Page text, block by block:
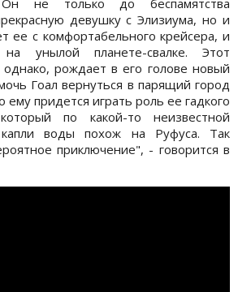
девушку с Элизиума, но и
ее с комфортабельного крейсера, и
унылой планете-свалке. Этот
однако, рождает в его голове новый
Гоал вернуться в парящий город
ему придется играть роль ее гадкого
по какой-то неизвестной
воды похож на Руфуса. Так
приключение", - говорится в